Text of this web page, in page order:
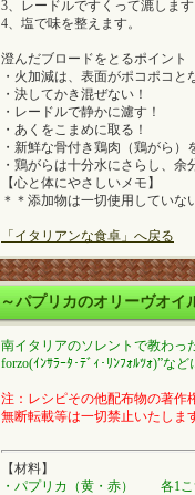
3、レードルですくって漉しま
4、塩で味を整えます。
澄んだブロードをとるポイント
・火加減は、表面がポコポコ
・決してかき混ぜない！
・レードルで静かに濾す！
・あくをこまめに取る！
・新鮮な骨付き鶏肉（鶏がら）
・鶏がらは十分水にさらし、
【心と体にやさしいメモ】
＊＊添加物は一切使用してい
「イタリアンな食卓」へ戻る
～パプリカのオリーヴオイ
南イタリアのソレントで教わっ
forzo(ｲﾝｻﾗｰﾀ･ﾃﾞｨ･ﾘﾝﾌｫﾙﾂｫ)”な
注：レシピその他配布物の著作
無断転載等は一切禁止いたしま
【材料】
・パプリカ（黄・赤） 各1こ